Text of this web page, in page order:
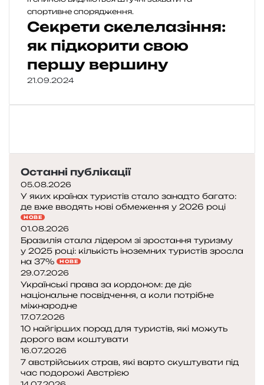
Секрети скелелазіння:
як підкорити свою
першу вершину
21.09.2024
Останні публікації
05.08.2026
У яких країнах туристів стало занадто багато:
де вже вводять нові обмеження у 2026 році
НОВЕ
01.08.2026
Бразилія стала лідером зі зростання туризму
у 2025 році: кількість іноземних туристів зросла
на 37%
НОВЕ
29.07.2026
Українські права за кордоном: де діє
національне посвідчення, а коли потрібне
міжнародне
17.07.2026
10 найгірших порад для туристів, які можуть
дорого вам коштувати
16.07.2026
7 австрійських страв, які варто скуштувати під
час подорожі Австрією